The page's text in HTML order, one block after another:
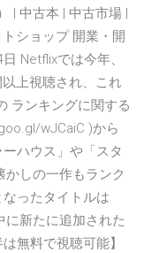
| 中古本 | 中古市場 |
ショップ 開業・開
Netflixでは今年、
上視聴され、これ
ランキングに関する
wJCaiC )から
ハウス」や「スタ
しの一作もランク
ったタイトルは
に新たに追加された
無料で視聴可能】